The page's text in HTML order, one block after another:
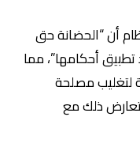
أن “الحضانة حق
أحكامها”، مما
مصلحة
ذلك مع